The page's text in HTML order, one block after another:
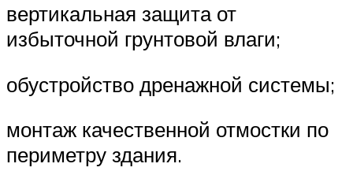
вертикальная защита от
избыточной грунтовой влаги;
обустройство дренажной системы;
монтаж качественной отмостки по
периметру здания.